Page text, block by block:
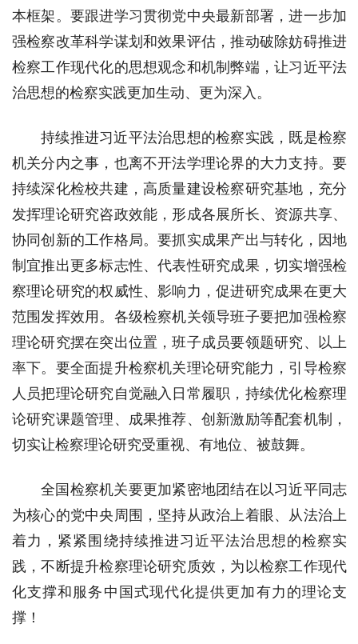
本框架。要跟进学习贯彻党中央最新部署，进一步加
强检察改革科学谋划和效果评估，推动破除妨碍推进
检察工作现代化的思想观念和机制弊端，让习近平法
治思想的检察实践更加生动、更为深入。
持续推进习近平法治思想的检察实践，既是检察
机关分内之事，也离不开法学理论界的大力支持。要
持续深化检校共建，高质量建设检察研究基地，充分
发挥理论研究咨政效能，形成各展所长、资源共享、
协同创新的工作格局。要抓实成果产出与转化，因地
制宜推出更多标志性、代表性研究成果，切实增强检
察理论研究的权威性、影响力，促进研究成果在更大
范围发挥效用。各级检察机关领导班子要把加强检察
理论研究摆在突出位置，班子成员要领题研究、以上
率下。要全面提升检察机关理论研究能力，引导检察
人员把理论研究自觉融入日常履职，持续优化检察理
论研究课题管理、成果推荐、创新激励等配套机制，
切实让检察理论研究受重视、有地位、被鼓舞。
全国检察机关要更加紧密地团结在以习近平同志
为核心的党中央周围，坚持从政治上着眼、从法治上
着力，紧紧围绕持续推进习近平法治思想的检察实
践，不断提升检察理论研究质效，为以检察工作现代
化支撑和服务中国式现代化提供更加有力的理论支
撑！